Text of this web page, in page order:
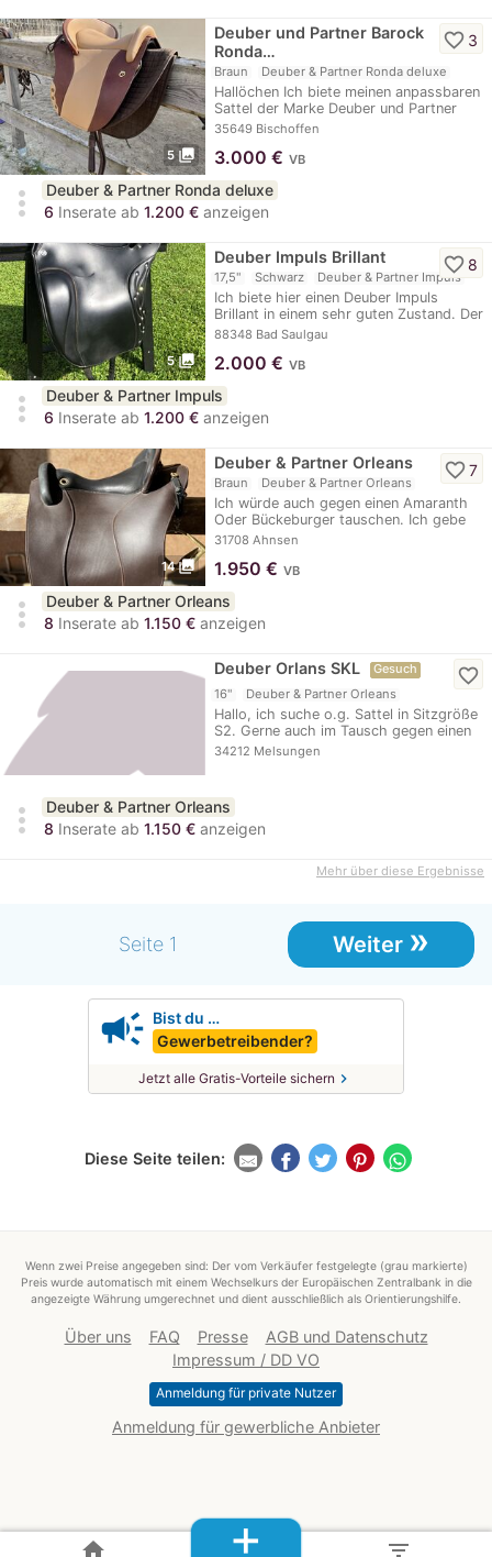
5 photo_library
Deuber und Partner Barock
Ronda…
Braun Deuber & Partner Ronda deluxe
Hallöchen Ich biete meinen anpassbaren
Sattel der Marke Deuber und Partner
zum…
35649 Bischoffen
favorite_border 3
3.000 € VB
more_vert
Deuber & Partner Ronda deluxe
6 Inserate ab 1.200 € anzeigen
5 photo_library
Deuber Impuls Brillant
17,5" Schwarz Deuber & Partner Impuls
Ich biete hier einen Deuber Impuls
Brillant in einem sehr guten Zustand. Der
Sattel…
88348 Bad Saulgau
favorite_border 8
2.000 € VB
more_vert
Deuber & Partner Impuls
6 Inserate ab 1.200 € anzeigen
14 photo_library
Deuber & Partner Orleans
Braun Deuber & Partner Orleans
Ich würde auch gegen einen Amaranth
Oder Bückeburger tauschen. Ich gebe
hier…
31708 Ahnsen
favorite_border7
1.950 € VB
more_vert
Deuber & Partner Orleans
8 Inserate ab 1.150 € anzeigen
Deuber Orlans SKL
Gesuch
16"
Deuber & Partner Orleans
Hallo, ich suche o.g. Sattel in Sitzgröße
S2. Gerne auch im Tausch gegen einen
Deuber…
34212 Melsungen
favorite_border
more_vert
Deuber & Partner Orleans
8 Inserate ab 1.150 € anzeigen
Mehr über diese Ergebnisse
Seite 1 Weiter »
campaign Bist du …
Gewerbetreibender?
Jetzt alle Gratis-Vorteile sichern chevron_right
Diese Seite teilen:
home + filter_list
Wenn zwei Preise angegeben sind: Der vom Verkäufer festgelegte (grau markierte)
Preis wurde automatisch mit einem Wechselkurs der Europäischen Zentralbank in die
angezeigte Währung umgerechnet und dient ausschließlich als Orientierungshilfe.
Über uns FAQ Presse
AGB und Datenschutz
Impressum / DD VO
Anmeldung für private Nutzer
Anmeldung für gewerbliche Anbieter